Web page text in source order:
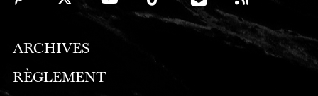
ARCHIVES
RÈGLEMENT